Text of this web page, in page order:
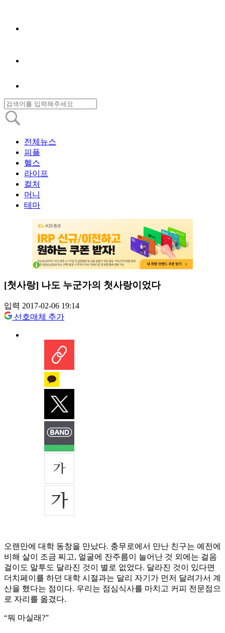
전체뉴스
피플
헬스
라이프
컬처
머니
테마
[첫사랑] 나도 누군가의 첫사랑이었다
입력 2017-02-06 19:14
선호매체 추가
오랜만에 대학 동창을 만났다. 충무로에서 만난 친구는 예전에
비해 살이 조금 찌고, 얼굴에 잔주름이 늘어난 것 외에는 걸음
걸이도 말투도 달라진 것이 별로 없었다. 달라진 것이 있다면
더치페이를 하던 대학 시절과는 달리 자기가 먼저 달려가서 계
산을 했다는 점이다. 우리는 점심식사를 마치고 커피 전문점으
로 자리를 옮겼다.
“뭐 마실래?”